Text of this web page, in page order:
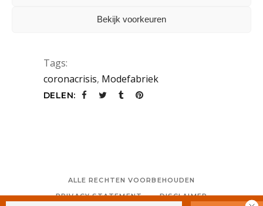
Bekijk voorkeuren
The Naked Edition, die
Tags:
coronacrisis, Modefabriek
DELEN:
ALLE RECHTEN VOORBEHOUDEN
PRIVACY STATEMENT
DISCLAIMER